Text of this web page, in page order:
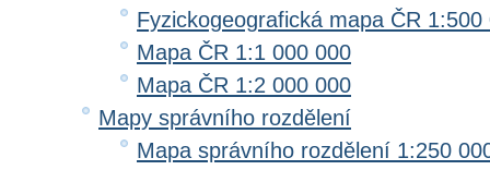
Fyzickogeografická mapa ČR 1:500
Mapa ČR 1:1 000 000
Mapa ČR 1:2 000 000
Mapy správního rozdělení
Mapa správního rozdělení 1:250